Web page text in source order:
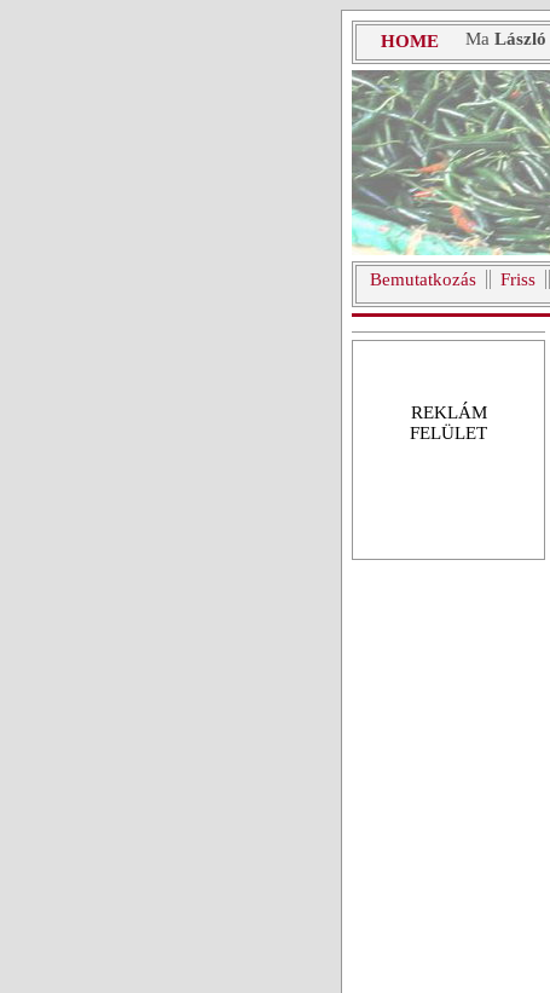
HOME Ma László
Bemutatkozás Friss
REKLÁM
FELÜLET